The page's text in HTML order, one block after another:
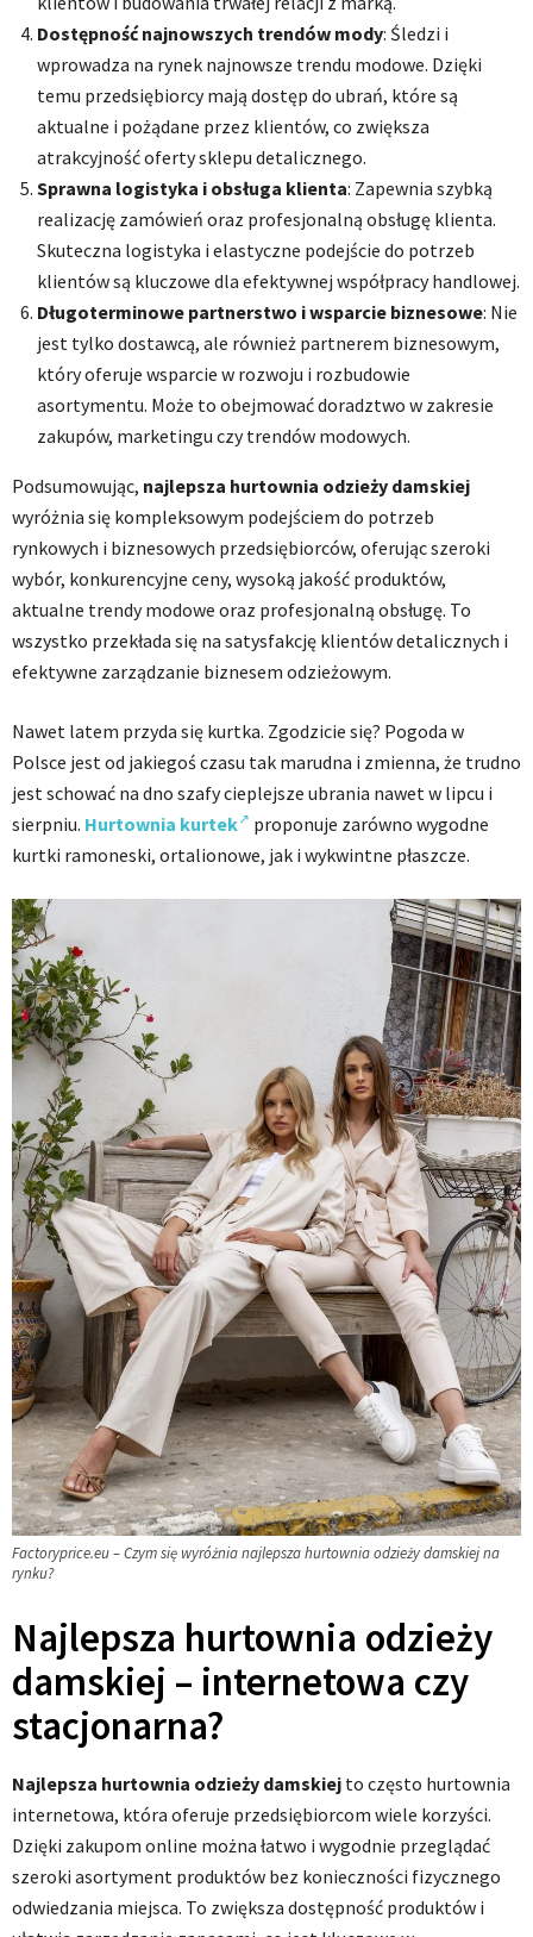
Dostępność najnowszych trendów mody: Śledzi i
wprowadza na rynek najnowsze trendu modowe. Dzięki
temu przedsiębiorcy mają dostęp do ubrań, które są
aktualne i pożądane przez klientów, co zwiększa
atrakcyjność oferty sklepu detalicznego.
Sprawna logistyka i obsługa klienta: Zapewnia szybką
realizację zamówień oraz profesjonalną obsługę klienta.
Skuteczna logistyka i elastyczne podejście do potrzeb
klientów są kluczowe dla efektywnej współpracy handlowej.
Długoterminowe partnerstwo i wsparcie biznesowe: Nie
jest tylko dostawcą, ale również partnerem biznesowym,
który oferuje wsparcie w rozwoju i rozbudowie
asortymentu. Może to obejmować doradztwo w zakresie
zakupów, marketingu czy trendów modowych.
Podsumowując, najlepsza hurtownia odzieży damskiej
wyróżnia się kompleksowym podejściem do potrzeb
rynkowych i biznesowych przedsiębiorców, oferując szeroki
wybór, konkurencyjne ceny, wysoką jakość produktów,
aktualne trendy modowe oraz profesjonalną obsługę. To
wszystko przekłada się na satysfakcję klientów detalicznych i
efektywne zarządzanie biznesem odzieżowym.
Nawet latem przyda się kurtka. Zgodzicie się? Pogoda w
Polsce jest od jakiegoś czasu tak marudna i zmienna, że trudno
jest schować na dno szafy cieplejsze ubrania nawet w lipcu i
sierpniu. Hurtownia kurtek
proponuje zarówno wygodne
kurtki ramoneski, ortalionowe, jak i wykwintne płaszcze.
Factoryprice.eu – Czym się wyróżnia najlepsza hurtownia odzieży damskiej na
rynku?
Najlepsza hurtownia odzieży
damskiej – internetowa czy
stacjonarna?
Najlepsza hurtownia odzieży damskiej to często hurtownia
internetowa, która oferuje przedsiębiorcom wiele korzyści.
Dzięki zakupom online można łatwo i wygodnie przeglądać
szeroki asortyment produktów bez konieczności fizycznego
odwiedzania miejsca. To zwiększa dostępność produktów i